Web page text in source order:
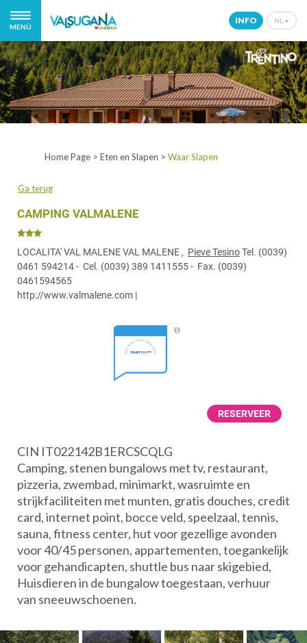
MENÙ
NL
EN
DE
NL
INFO
Home Page > Eten en Slapen > Waar Slapen
Ga terug
CAMPING VALMALENE
LOCALITA' VAL MALENE VAL MALENE , Pieve TesinoTel. (0039)
0461 594214- Cel. (0039) 389 1411555- Fax. (0039)
0461594565
http://www.valmalene.com |
RESERVEER
CIN IT022142B1ERCSCQLG
Camping, stenen bungalows met tv, restaurant,
pizzeria, zwembad, minimarkt, wasruimte en
strijkfaciliteiten met munten, gratis douches, credit
card, internet point, bocce veld, speelzaal, tennis,
sauna, fitness center, hut voor gezellige avonden
voor 40/45 personen, appartementen, toegankelijk
voor gehandicapten, shuttle bus naar skigebied,
Huisdieren in de bungalow toegestaan, verhuur
van sneeuwschoenen.